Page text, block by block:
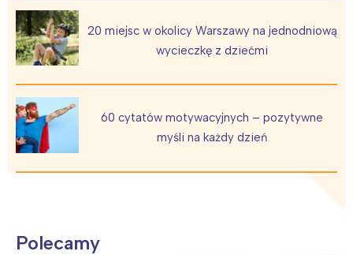
20 miejsc w okolicy Warszawy na jednodniową
wycieczkę z dziećmi
60 cytatów motywacyjnych – pozytywne
myśli na każdy dzień
Polecamy